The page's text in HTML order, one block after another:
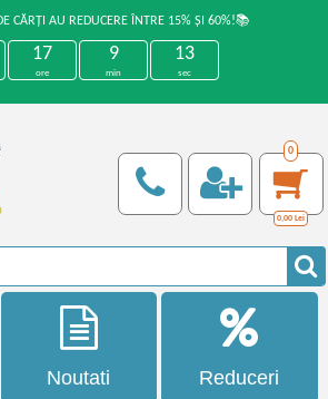
CĂRȚI AU REDUCERE ÎNTRE 15% ȘI 60%!📚
17
ore
9
min
13
sec
0
0,00 Lei
Noutati Reduceri